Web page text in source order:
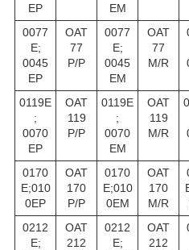
EP
EM
0077
E;
0045
EP
OAT
77
P/P
0077
E;
0045
EM
OAT
77
M/R
0119E
;
0070
EP
OAT
119
P/P
0119E
;
0070
EM
OAT
119
M/R
0170
E;010
0EP
OAT
170
P/P
0170
E;010
0EM
OAT
170
M/R
0212
E;
OAT
212
0212
E;
OAT
212